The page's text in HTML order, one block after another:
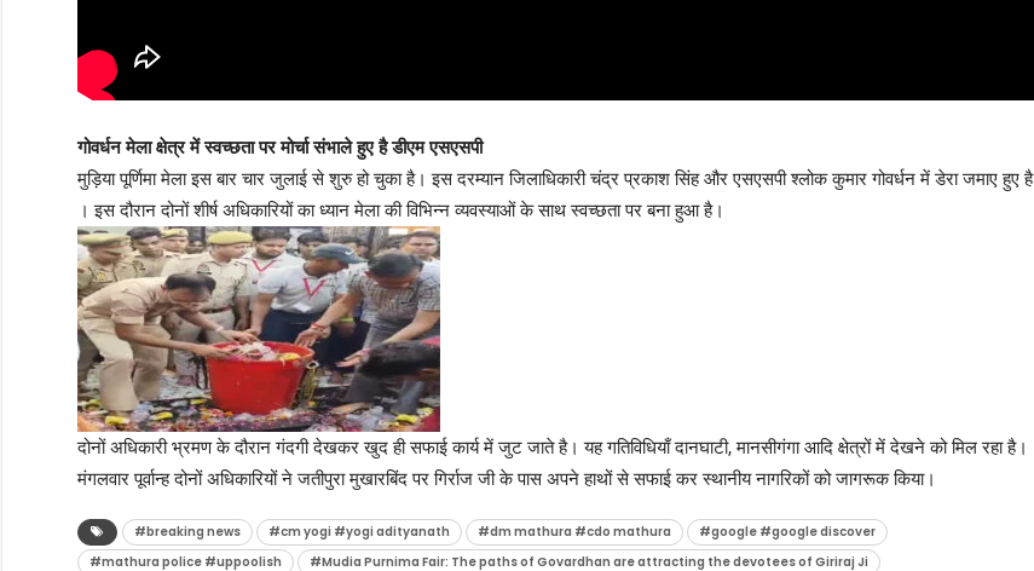
गोवर्धन मेला क्षेत्र में स्वच्छता पर मोर्चा संभाले हुए है डीएम एसएसपी
मुड़िया पूर्णिमा मेला इस बार चार जुलाई से शुरु हो चुका है। इस दरम्यान जिलाधिकारी चंद्र प्रकाश सिंह और एसएसपी श्लोक कुमार गोवर्धन में डेरा जमाए हुए है
। इस दौरान दोनों शीर्ष अधिकारियों का ध्यान मेला की विभिन्न व्यवस्याओं के साथ स्वच्छता पर बना हुआ है।
दोनों अधिकारी भ्रमण के दौरान गंदगी देखकर खुद ही सफाई कार्य में जुट जाते है। यह गतिविधियाँ दानघाटी, मानसीगंगा आदि क्षेत्रों में देखने को मिल रहा है।
मंगलवार पूर्वान्ह दोनों अधिकारियों ने जतीपुरा मुखारबिंद पर गिर्राज जी के पास अपने हाथों से सफाई कर स्थानीय नागरिकों को जागरूक किया।
#breaking news #cm yogi #yogi adityanath #dm mathura #cdo mathura
#google #google discover
#mathura police #uppoolish
#Mudia Purnima Fair: The paths of Govardhan are attracting the devotees of Giriraj Ji